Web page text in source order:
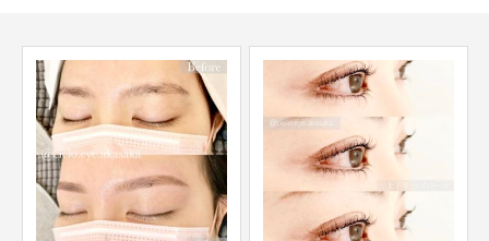
当店イチオシW脱毛とは★